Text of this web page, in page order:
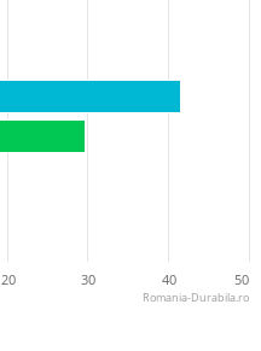
20 30 40 50
Romania-Durabila.ro